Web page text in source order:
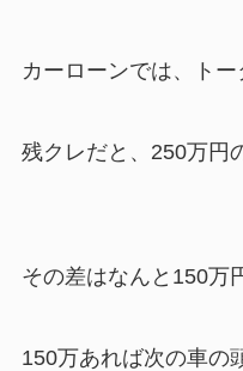
カーローンでは、トー
残クレだと、250万円
その差はなんと150万
150万あれば次の車の